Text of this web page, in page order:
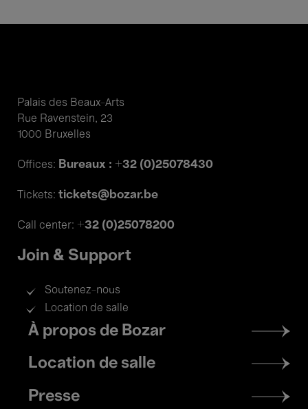
Palais des Beaux-Arts
Rue Ravenstein, 23
1000 Bruxelles
Offices: Bureaux : +32 (0)25078430
Tickets: tickets@bozar.be
Call center: +32 (0)25078200
Join & Support
Soutenez-nous
Location de salle
Footer
menu
À propos de Bozar
Location de salle
Presse